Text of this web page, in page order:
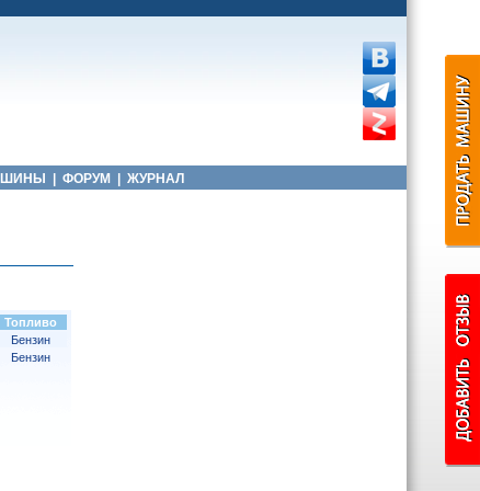
ШИНЫ ФОРУМ ЖУРНАЛ
Топливо
Бензин
Бензин